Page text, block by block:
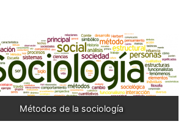
Métodos de la sociología